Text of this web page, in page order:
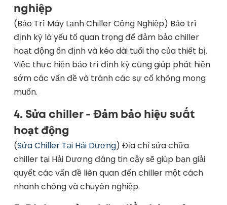
nghiệp
(Bảo Trì Máy Lạnh Chiller Công Nghiệp) Bảo trì
định kỳ là yếu tố quan trọng để đảm bảo chiller
hoạt động ổn định và kéo dài tuổi thọ của thiết bị.
Việc thực hiện bảo trì định kỳ cũng giúp phát hiện
sớm các vấn đề và tránh các sự cố không mong
muốn.
4. Sửa chiller - Đảm bảo hiệu suất
hoạt động
(Sửa Chiller Tại Hải Dương) Địa chỉ sửa chữa
chiller tại Hải Dương đáng tin cậy sẽ giúp bạn giải
quyết các vấn đề liên quan đến chiller một cách
nhanh chóng và chuyên nghiệp.